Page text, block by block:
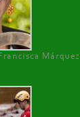
Márquez